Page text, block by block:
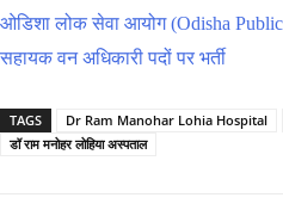
ओडिशा लोक सेवा आयोग (Odisha
सहायक वन अधिकारी पदों पर भर्ती
TAGS Dr Ram Manohar Lohia Hospital
डॉ राम मनोहर लोहिया अस्पताल